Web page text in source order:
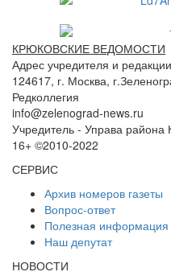
КРЮКОВСКИЕ ВЕДОМОСТИ
Адрес учредителя и
124617, г. Москва,
Редколлегия
info@zelenograd-news.ru
Учредитель - Управа района
16+ ©2010-2022
СЕРВИС
Архив номеров газеты
Вопрос-ответ
Полезная информация
Наш депутат
НОВОСТИ